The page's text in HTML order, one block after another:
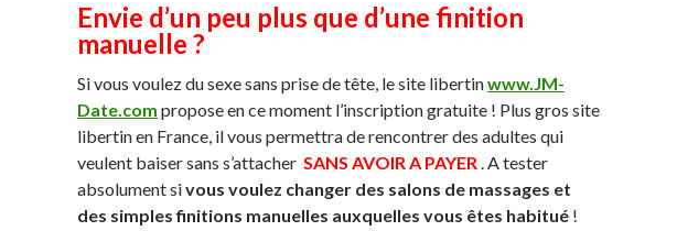
Envie d’un peu plus que d’une finition
manuelle ?
Si vous voulez du sexe sans prise de tête, le site libertinwww.JM-
Date.com propose en ce moment l’inscription gratuite ! Plus gros site
libertin en France, il vous permettra de rencontrer des adultes qui
veulent baiser sans s’attacher SANS AVOIR A PAYER. A tester
absolument sivous voulez changer des salons de massages et
des simples finitions manuelles auxquelles vous êtes habitué !